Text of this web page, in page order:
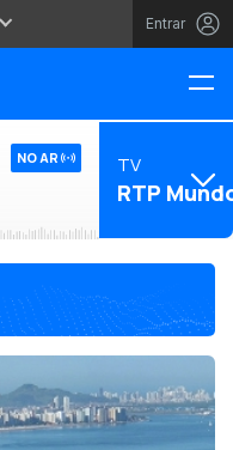
Entrar
NO AR TV
RTP